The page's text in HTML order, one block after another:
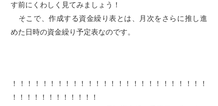
す前にくわしく見てみましょう！
そこで、作成する資金繰り表とは、月次をさらに推し進
めた日時の資金繰り予定表なのです。
！！！！！！！！！！！！！！！！！！！！！！！！！！
！！！！！！！！！！！！